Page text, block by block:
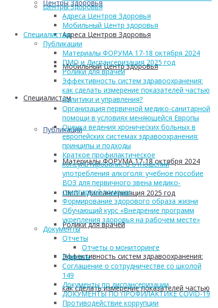
Центры Здоровья
Адреса Центров Здоровья
Мобильный Центр здоровья
Cпециалистам
Публикации
Материалы ФОРУМА 17-18 октября 2024
ПМО и Диспансеризация 2025 год
Ролики для врачей
Эффективность систем здравоохранения:
как сделать измерение показателей частью
Центры Здоровья
Адреса Центров Здоровья
Мобильный Центр здоровья
Cпециалистам
Публикации
Материалы ФОРУМА 17-18 октября 2024
ПМО и Диспансеризация 2025 год
Ролики для врачей
Эффективность систем здравоохранения:
как сделать измерение показателей частью
политики и управления?
Организация первичной медико-санитарной
помощи в условиях меняющейся Европы
Оценка ведения хронических больных в
европейских системах здравоохранения:
принципы и подходы
Краткое профилактическое
консультирование в отношении
употребления алкоголя: учебное пособие
ВОЗ для первичного звена медико-
санитарной помощи
Формирование здорового образа жизни
Обучающий курс «Внедрение программ
укрепления здоровья на рабочем месте»
Документы
Отчеты
Отчеты о мониторинге
Приказы
Соглашение о сотрудничестве со школой
149
Документы по диспансеризации
ДОКУМЕНТЫ ПО ПРОФИЛАКТИКЕ COVID-19
Противодействие коррупции